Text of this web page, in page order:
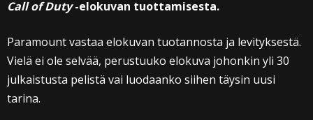
Call of Duty-elokuvan tuottamisesta.
Paramount vastaa elokuvan tuotannosta ja levityksestä.
Vielä ei ole selvää, perustuuko elokuva johonkin yli 30
julkaistusta pelistä vai luodaanko siihen täysin uusi
tarina.